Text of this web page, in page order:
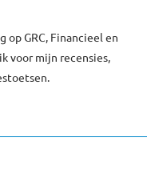
op GRC, Financieel en
voor mijn recensies,